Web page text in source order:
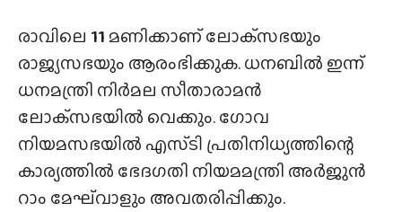
രാവിലെ 11 മണിക്കാണ് ലോക്‌സഭയും
രാജ്യസഭയും ആരംഭിക്കുക. ധനബിൽ ഇന്ന്
ധനമന്ത്രി നിർമല സീതാരാമൻ
ലോക്‌സഭയിൽ വെക്കും. ഗോവ
നിയമസഭയിൽ എസ്‌ടി പ്രതിനിധ്യത്തിന്റെ
കാര്യത്തിൽ ഭേദഗതി നിയമമന്ത്രി അർജുൻ
റാം മേഘ്‌വാളും അവതരിപ്പിക്കും.